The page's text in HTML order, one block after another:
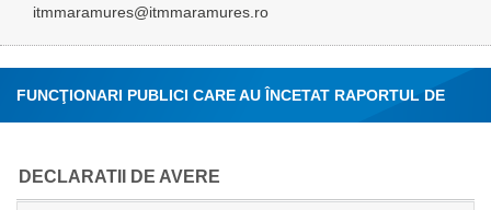
itmmaramures@itmmaramures.ro
FUNCŢIONARI PUBLICI CARE AU ÎNCETAT RAPORTUL DE
DECLARATII DE AVERE